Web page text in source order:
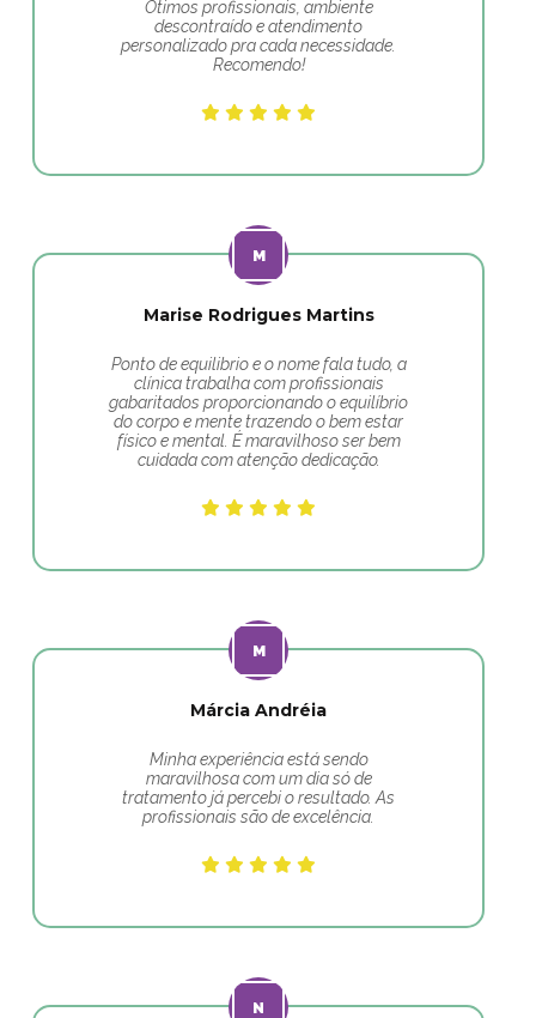
Ótimos profissionais, ambiente
descontraído e atendimento
personalizado pra cada necessidade.
Recomendo!
Marise Rodrigues Martins
Ponto de equilibrio e o nome fala tudo, a
clínica trabalha com profissionais
gabaritados proporcionando o equilíbrio
do corpo e mente trazendo o bem estar
físico e mental. É maravilhoso ser bem
cuidada com atenção dedicação.
Márcia Andréia
Minha experiência está sendo
maravilhosa com um dia só de
tratamento já percebi o resultado. As
profissionais são de excelência.